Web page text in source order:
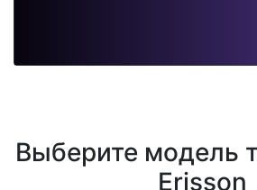
Выберите модель
Erisson